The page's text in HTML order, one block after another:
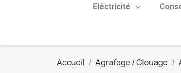
Eléctricité
Accueil Agrafage / Clouage